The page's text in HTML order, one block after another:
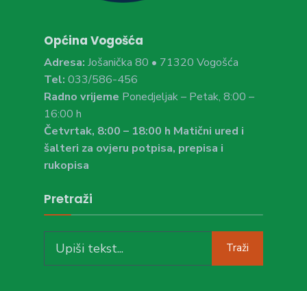
Općina Vogošća
Adresa: Jošanička 80 • 71320 Vogošća
Tel: 033/586-456
Radno vrijeme Ponedjeljak – Petak, 8:00 –
16:00 h
Četvrtak, 8:00 – 18:00 h Matični ured i
šalteri za ovjeru potpisa, prepisa i
rukopisa
Pretraži
for:
Traži